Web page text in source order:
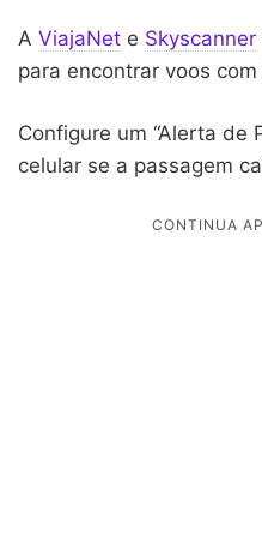
A ViajaNet e Skyscanner
para encontrar voos
Configure um “Alerta de
celular se a passagem